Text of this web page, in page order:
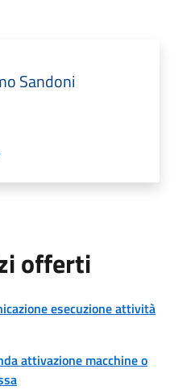
Sandoni
offerti
esecuzione attività
attivazione macchine o